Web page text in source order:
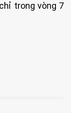
trong vòng 7